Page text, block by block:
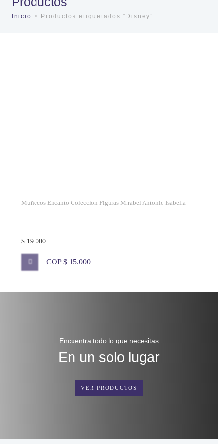
Inicio > Productos etiquetados “Disney”
Muñecos Encanto Coleccion Figuras Mirabel Antonio Isabella
$ 19.000
COP $ 15.000
Encuentra todo lo que necesitas
En un solo lugar
VER PRODUCTOS